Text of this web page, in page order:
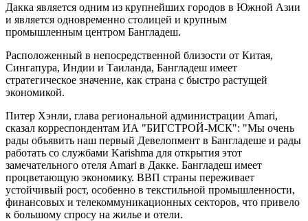
Дакка является одним из крупнейших городов в Южной Азии
и является одновременно столицей и крупным
промышленным центром Бангладеш.
Расположенный в непосредственной близости от Китая,
Сингапура, Индии и Таиланда, Бангладеш имеет
стратегическое значение, как страна с быстро растущей
экономикой.
Питер Хэнли, глава региональной администрации Amari,
сказал корреспондентам ИА "БИГСТРОЙ-МСК": "Мы очень
рады объявить наш первый Девелопмент в Бангладеше и рады
работать со службами Karishma для открытия этот
замечательного отеля Amari в Дакке. Бангладеш имеет
процветающую экономику. ВВП страны переживает
устойчивый рост, особенно в текстильной промышленности,
финансовых и телекоммуникационных секторов, что привело
к большому спросу на жилье и отели.